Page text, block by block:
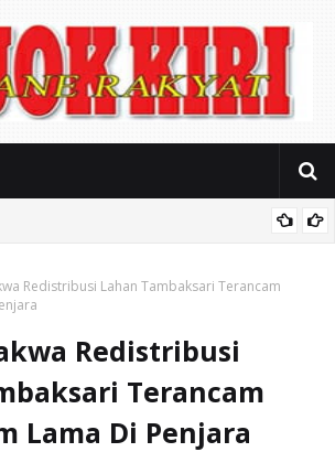
dan Pelaku Perjalanan Luar Negeri
Redistribusi Lahan Tambaksari Terancam
Redistribusi
Terancam
Lama Di Penjara